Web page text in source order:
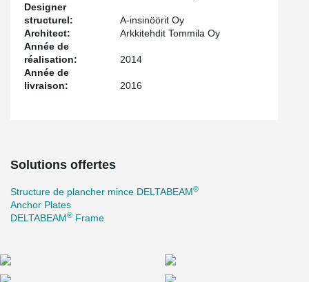
Designer
structurel:
A-insinöörit Oy
Architect:
Arkkitehdit Tommila Oy
Année de
réalisation:
2014
Année de
livraison:
2016
Solutions offertes
Structure de plancher mince DELTABEAM®
Anchor Plates
DELTABEAM® Frame